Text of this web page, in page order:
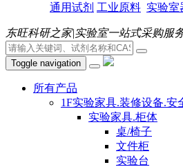
通用试剂 工业原料 实验室
东旺科研之家|实验室一站式采购服
Toggle navigation
所有产品
1F实验家具.装修设备.安
实验家具.柜体
桌/椅子
文件柜
实验台